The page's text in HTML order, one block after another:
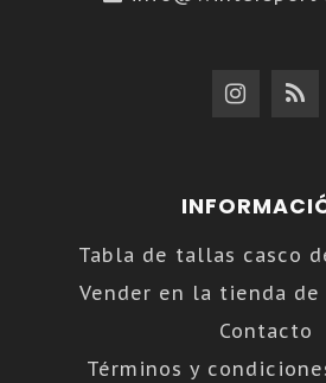
Tabla de tallas casco
Vender en la tienda
Contacto
Términos y